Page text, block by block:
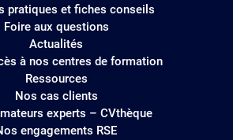
pratiques et fiches conseils
Foire aux questions
Actualités
à nos centres de formation
Ressources
Nos cas clients
experts – CVthèque
engagements RSE